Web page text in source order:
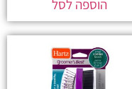
הוספה לסל